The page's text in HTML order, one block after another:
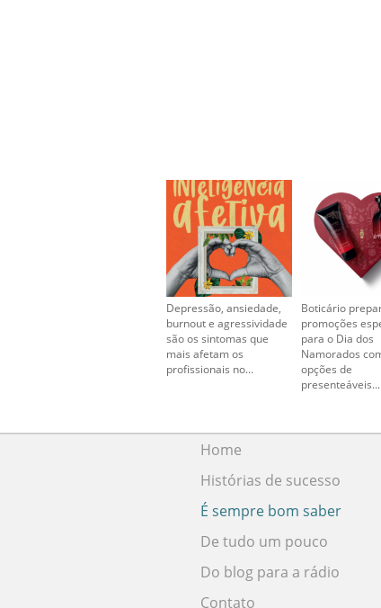
Depressão, ansiedade,
burnout e agressividade
são os sintomas que
mais afetam os
profissionais no...
Boticário
promoções
para o Dia dos
Namorados
opções de
presenteáveis...
Home
Histórias de sucesso
É sempre bom saber
De tudo um pouco
Do blog para a rádio
Contato